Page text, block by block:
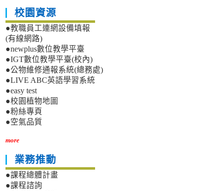
校園資源
●教職員工連網設備填報
(有線網路)
●newplus數位教學平臺
●IGT數位教學平臺(校內)
●公物維修通報系統(總務處)
●LIVE ABC英語學習系統
●easy test
●校園植物地圖
●粉絲專頁
●空氣品質
more
業務推動
●課程總體計畫
●課程諮詢